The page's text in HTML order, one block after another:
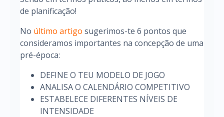
de planificação!
No último artigo sugerimos-te 6 pontos que
consideramos importantes na concepção de uma
pré-época:
DEFINE O TEU MODELO DE JOGO
ANALISA O CALENDÁRIO COMPETITIVO
ESTABELECE DIFERENTES NÍVEIS DE
INTENSIDADE